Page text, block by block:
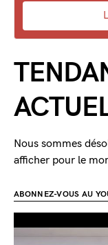
Nous sommes
afficher pour le
ABONNEZ-VOUS AU